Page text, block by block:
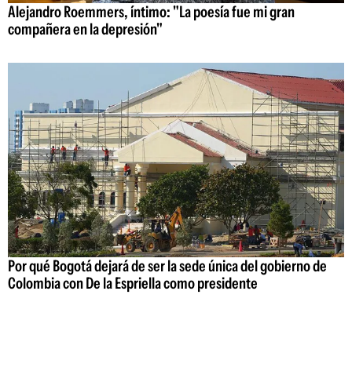
Alejandro Roemmers, íntimo: "La poesía fue mi gran
compañera en la depresión"
Por qué Bogotá dejará de ser la sede única del gobierno de
Colombia con De la Espriella como presidente